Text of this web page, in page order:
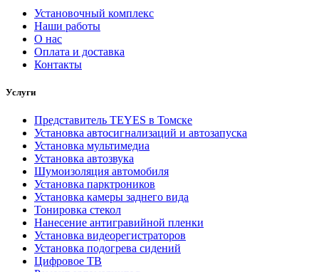
Установочный комплекс
Наши работы
О нас
Оплата и доставка
Контакты
Услуги
Представитель TEYES в Томске
Установка автосигнализаций и автозапуска
Установка мультимедиа
Установка автозвука
Шумоизоляция автомобиля
Установка парктроников
Установка камеры заднего вида
Тонировка стекол
Нанесение антигравийной пленки
Установка видеорегистраторов
Установка подогрева сидений
Цифровое ТВ